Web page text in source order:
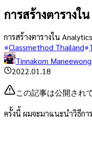
การสร้างตารางใ
การสร้างตารางใน
Classmethod Thailand
Tinnakorn Maneewong
2022.01.18
この記事は公開され
ครั้งนี้ ผมจะมาแนะนำวิธีกา